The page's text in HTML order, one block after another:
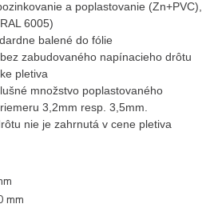
a poplastovanie (Zn+PVC),
RAL 6005)
balené do fólie
zabudovaného napínacieho drôtu
pletiva
množstvo poplastovaného
3,2mm resp. 3,5mm.
nie je zahrnutá v cene pletiva
mm